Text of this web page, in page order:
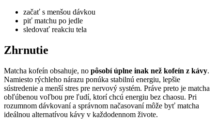
začať s menšou dávkou
piť matchu po jedle
sledovať reakciu tela
Zhrnutie
Matcha kofeín obsahuje, no pôsobí úplne inak než kofeín z kávy.
Namiesto rýchleho nárazu ponúka stabilnú energiu, lepšie
sústredenie a menší stres pre nervový systém. Práve preto je matcha
obľúbenou voľbou pre ľudí, ktorí chcú energiu bez chaosu. Pri
rozumnom dávkovaní a správnom načasovaní môže byť matcha
ideálnou alternatívou kávy v každodennom živote.